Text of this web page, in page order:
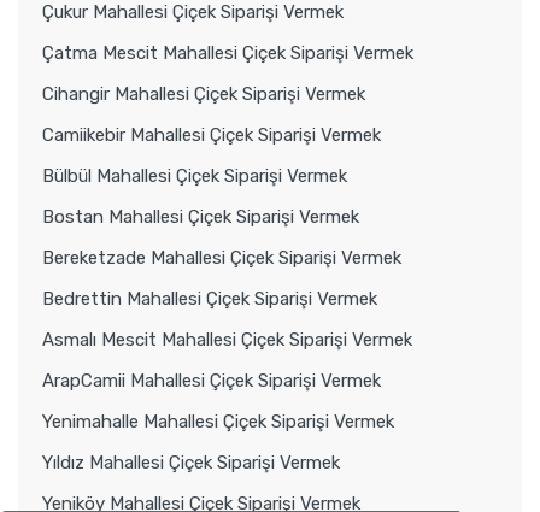
Çukur Mahallesi Çiçek Siparişi Vermek
Çatma Mescit Mahallesi Çiçek Siparişi Vermek
Cihangir Mahallesi Çiçek Siparişi Vermek
Camiikebir Mahallesi Çiçek Siparişi Vermek
Bülbül Mahallesi Çiçek Siparişi Vermek
Bostan Mahallesi Çiçek Siparişi Vermek
Bereketzade Mahallesi Çiçek Siparişi Vermek
Bedrettin Mahallesi Çiçek Siparişi Vermek
Asmalı Mescit Mahallesi Çiçek Siparişi Vermek
ArapCamii Mahallesi Çiçek Siparişi Vermek
Yenimahalle Mahallesi Çiçek Siparişi Vermek
Yıldız Mahallesi Çiçek Siparişi Vermek
Yeniköy Mahallesi Çiçek Siparişi Vermek